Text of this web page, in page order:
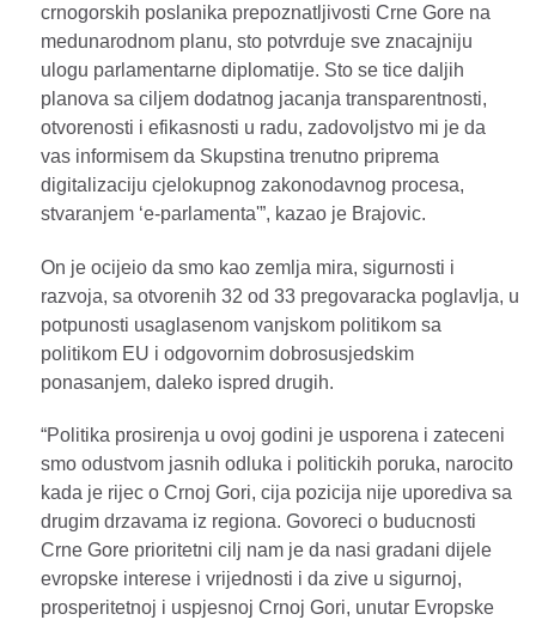
crnogorskih poslanika prepoznatljivosti Crne Gore na
medunarodnom planu, sto potvrduje sve znacajniju
ulogu parlamentarne diplomatije. Sto se tice daljih
planova sa ciljem dodatnog jacanja transparentnosti,
otvorenosti i efikasnosti u radu, zadovoljstvo mi je da
vas informisem da Skupstina trenutno priprema
digitalizaciju cjelokupnog zakonodavnog procesa,
stvaranjem ‘e-parlamenta'”, kazao je Brajovic.
On je ocijeio da smo kao zemlja mira, sigurnosti i
razvoja, sa otvorenih 32 od 33 pregovaracka poglavlja, u
potpunosti usaglasenom vanjskom politikom sa
politikom EU i odgovornim dobrosusjedskim
ponasanjem, daleko ispred drugih.
“Politika prosirenja u ovoj godini je usporena i zateceni
smo odustvom jasnih odluka i politickih poruka, narocito
kada je rijec o Crnoj Gori, cija pozicija nije uporediva sa
drugim drzavama iz regiona. Govoreci o buducnosti
Crne Gore prioritetni cilj nam je da nasi gradani dijele
evropske interese i vrijednosti i da zive u sigurnoj,
prosperitetnoj i uspjesnoj Crnoj Gori, unutar Evropske